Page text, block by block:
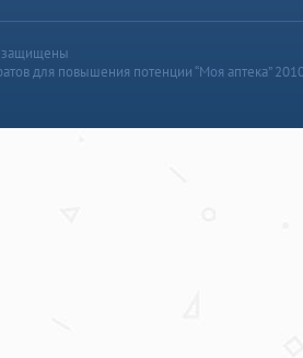
защищены
для повышения потенции “Моя аптека”